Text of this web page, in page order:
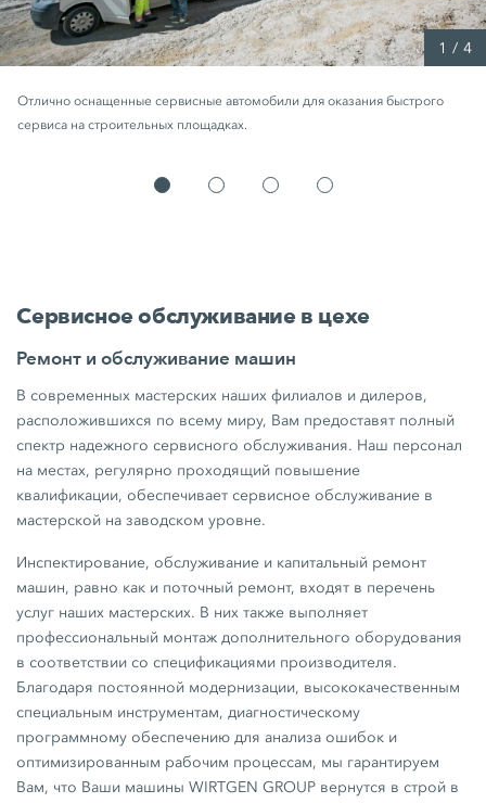
Отлично оснащенные сервисные автомобили для оказания быстрого
сервиса на строительных площадках.
1 / 4
Сервисное обслуживание в цехе
Ремонт и обслуживание машин
В современных мастерских наших филиалов и дилеров,
расположившихся по всему миру, Вам предоставят полный
спектр надежного сервисного обслуживания. Наш персонал
на местах, регулярно проходящий повышение
квалификации, обеспечивает сервисное обслуживание в
мастерской на заводском уровне.
Инспектирование, обслуживание и капитальный ремонт
машин, равно как и поточный ремонт, входят в перечень
услуг наших мастерских. В них также выполняет
профессиональный монтаж дополнительного оборудования
в соответствии со спецификациями производителя.
Благодаря постоянной модернизации, высококачественным
специальным инструментам, диагностическому
программному обеспечению для анализа ошибок и
оптимизированным рабочим процессам, мы гарантируем
Вам, что Ваши машины WIRTGEN GROUP вернутся в строй в